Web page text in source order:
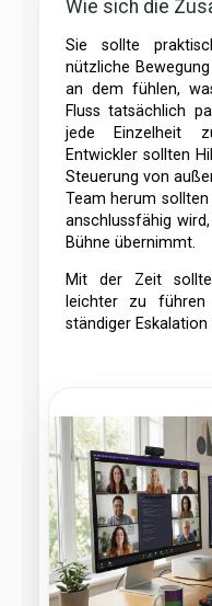
Wie sich die
Sie sollte praktisch wirken. Sie sollten früh
nützliche
an dem fühlen,
Fluss tatsächlich
jede Einzelheit
Entwickler sollten
Steuerung von
Team herum
anschlussfähig
Bühne übernimmt.
Mit der Zeit sollte Delivery leichter zu lesen,
leichter zu
ständiger Eskalation